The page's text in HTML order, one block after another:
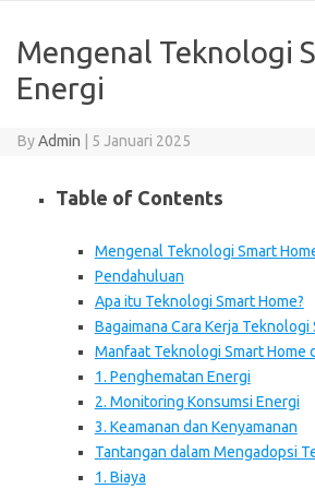
Mengenal Teknologi
Energi
ByAdmin 5 Januari 2025
Table of Contents
Mengenal Teknologi Smart
Pendahuluan
Apa itu Teknologi Smart Home?
Bagaimana Cara Kerja Teknologi
Manfaat Teknologi Smart Home
1. Penghematan Energi
2. Monitoring Konsumsi Energi
3. Keamanan dan Kenyamanan
Tantangan dalam Mengadopsi
1. Biaya